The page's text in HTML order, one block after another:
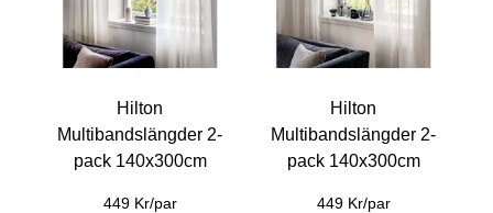
Hilton
Multibandslängder 2-
pack 140x300cm
449 Kr/par
Hilton
Multibandslängder 2-
pack 140x300cm
449 Kr/par